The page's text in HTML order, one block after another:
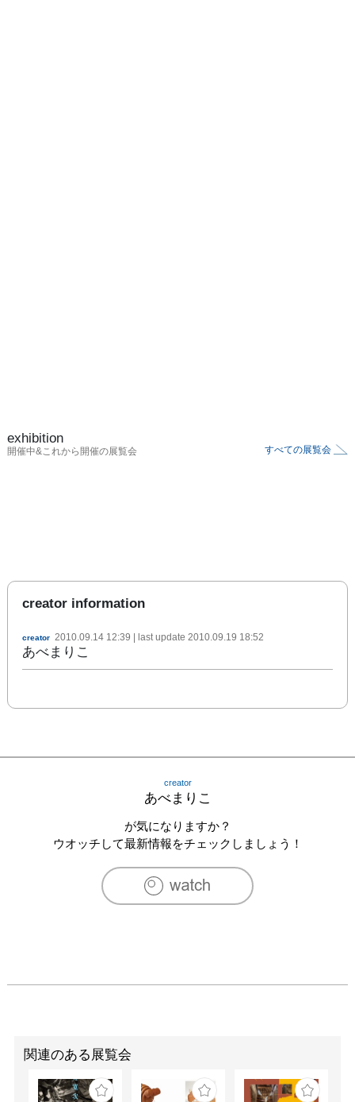
exhibition
開催中&これから開催の展覧会 すべての展覧会
creator information
creator 2010.09.14 12:39 | last update 2010.09.19 18:52
あべまりこ
creator
あべまりこ
が気になりますか？
ウオッチして最新情報をチェックしましょう！
関連のある展覧会